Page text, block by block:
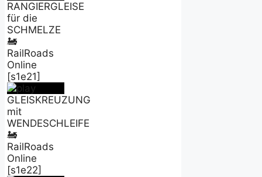
RANGIERGLEISE
für die
SCHMELZE
🚂
RailRoads
Online
[s1e21]
GLEISKREUZUNG
mit
WENDESCHLEIFE
🚂
RailRoads
Online
[s1e22]